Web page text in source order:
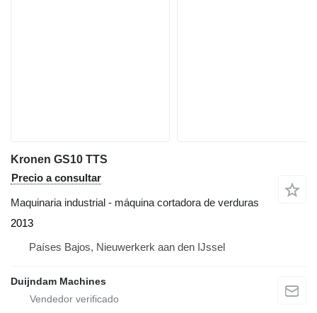
Kronen GS10 TTS
Precio a consultar
Maquinaria industrial - máquina cortadora de verduras
2013
Países Bajos, Nieuwerkerk aan den IJssel
Duijndam Machines